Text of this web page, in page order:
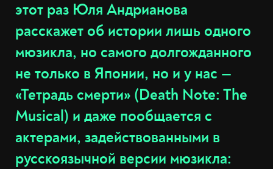
этот раз Юля Андрианова
расскажет об истории лишь одного
мюзикла, но самого долгожданного
не только в Японии, но и у нас —
«Тетрадь смерти» (Death Note: The
Musical) и даже пообщается с
актерами, задействованными в
русскоязычной версии мюзикла: